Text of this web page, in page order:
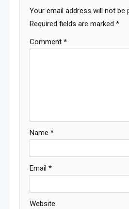
Your email address will not be
Required fields are marked *
Comment *
Name *
Email *
Website